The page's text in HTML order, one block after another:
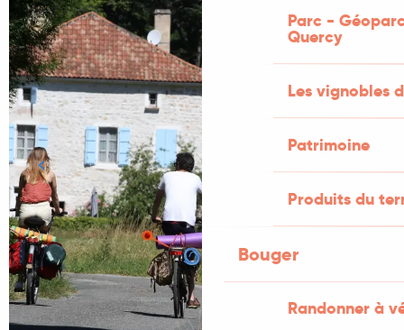
Parc -
Quercy
Les vignobles
Patrimoine
Produits du
Bouger
Randonner à